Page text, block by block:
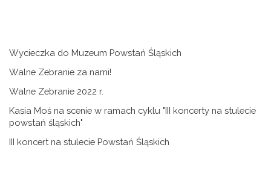
Wycieczka do Muzeum Powstań Śląskich
Walne Zebranie za nami!
Walne Zebranie 2022 r.
Kasia Moś na scenie w ramach cyklu "III koncerty na stulecie
powstań śląskich"
III koncert na stulecie Powstań Śląskich